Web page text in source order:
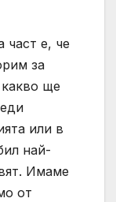
част е, че
за
ще
или в
най-
Имаме
от